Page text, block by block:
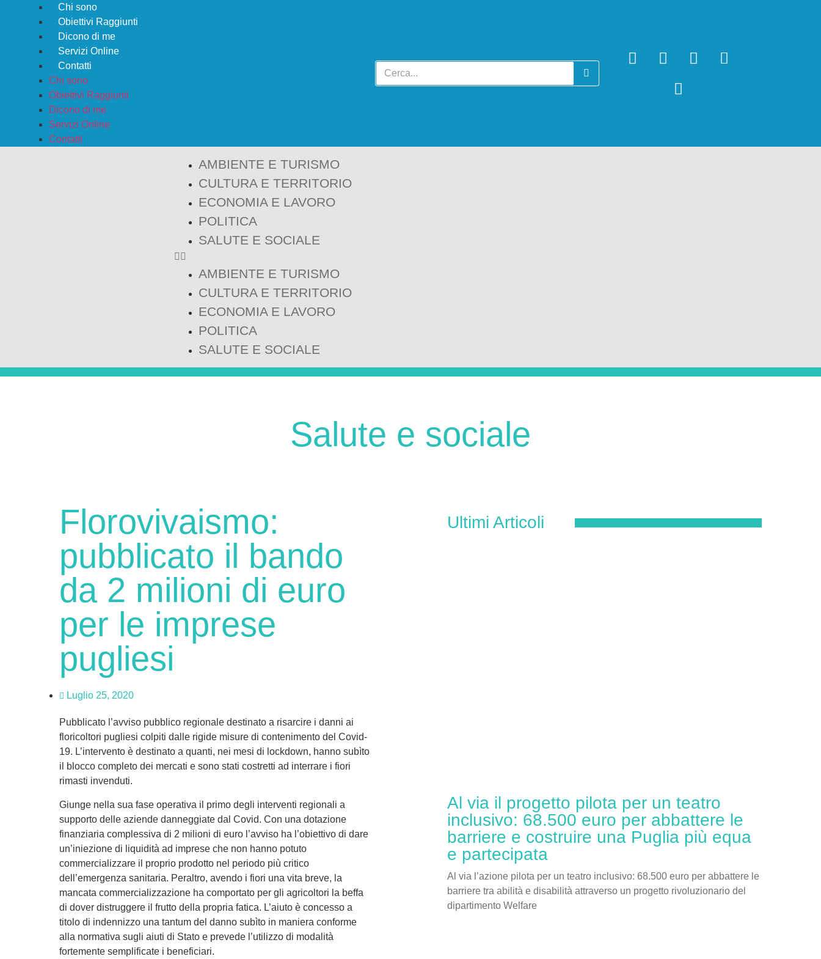
Chi sono
Obiettivi Raggiunti
Dicono di me
Servizi Online
Contatti
Chi sono
Obiettivi Raggiunti
Dicono di me
Servizi Online
Contatti
AMBIENTE E TURISMO
CULTURA E TERRITORIO
ECONOMIA E LAVORO
POLITICA
SALUTE E SOCIALE
AMBIENTE E TURISMO
CULTURA E TERRITORIO
ECONOMIA E LAVORO
POLITICA
SALUTE E SOCIALE
Salute e sociale
Florovivaismo:
pubblicato il bando
da 2 milioni di euro
per le imprese
pugliesi
Luglio 25, 2020
Pubblicato l’avviso pubblico regionale destinato a risarcire i danni ai
floricoltori pugliesi colpiti dalle rigide misure di contenimento del Covid-
19. L’intervento è destinato a quanti, nei mesi di lockdown, hanno subìto
il blocco completo dei mercati e sono stati costretti ad interrare i fiori
rimasti invenduti.
Giunge nella sua fase operativa il primo degli interventi regionali a
supporto delle aziende danneggiate dal Covid. Con una dotazione
finanziaria complessiva di 2 milioni di euro l’avviso ha l’obiettivo di dare
un’iniezione di liquidità ad imprese che non hanno potuto
commercializzare il proprio prodotto nel periodo più critico
dell’emergenza sanitaria. Peraltro, avendo i fiori una vita breve, la
mancata commercializzazione ha comportato per gli agricoltori la beffa
di dover distruggere il frutto della propria fatica. L’aiuto è concesso a
titolo di indennizzo una tantum del danno subìto in maniera conforme
alla normativa sugli aiuti di Stato e prevede l’utilizzo di modalità
fortemente semplificate i beneficiari.
Ultimi Articoli
Al via il progetto pilota per un teatro
inclusivo: 68.500 euro per abbattere le
barriere e costruire una Puglia più equa
e partecipata
Al via l’azione pilota per un teatro inclusivo: 68.500 euro per abbattere le
barriere tra abilità e disabilità attraverso un progetto rivoluzionario del
dipartimento Welfare